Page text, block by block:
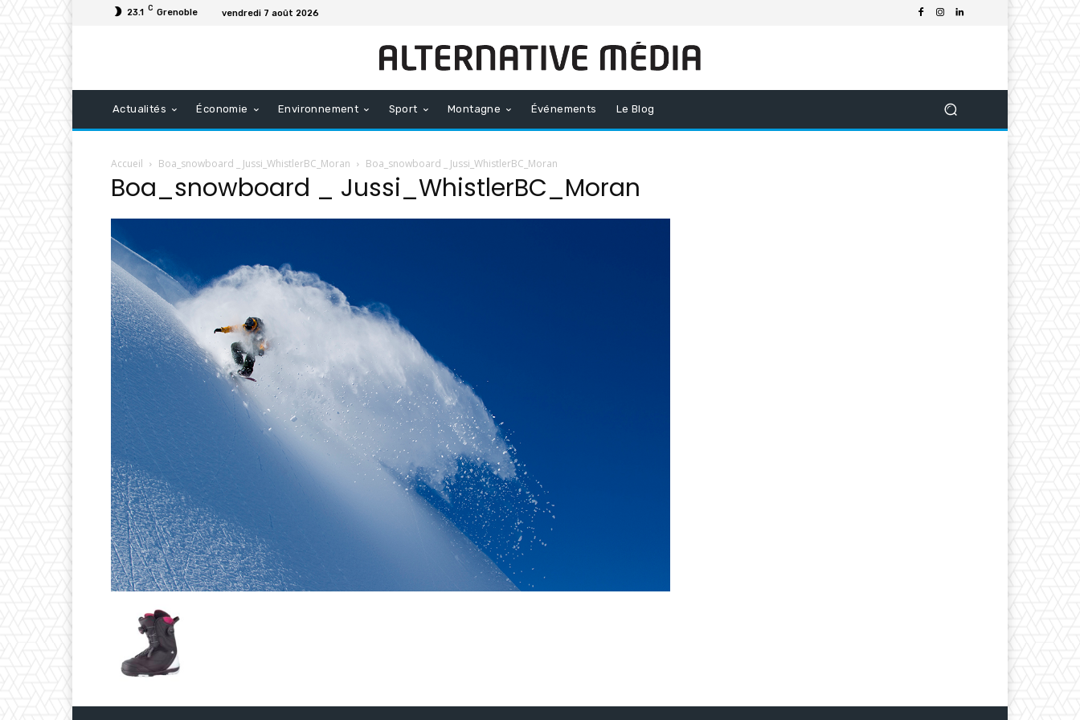
23.1 C Grenoble vendredi 7 août 2026
Actualités Économie Environnement Sport Montagne Événements Le Blog
Accueil Boa_snowboard _ Jussi_WhistlerBC_Moran Boa_snowboard _ Jussi_WhistlerBC_Moran
Boa_snowboard _ Jussi_WhistlerBC_Moran